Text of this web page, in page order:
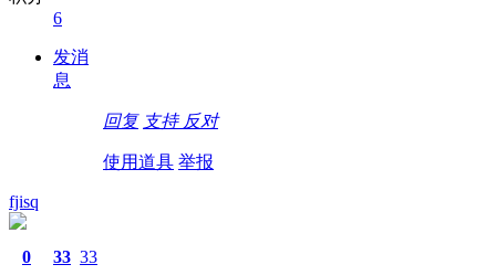
6
发消
息
回复 支持 反对
使用道具 举报
fjisq
0 33 33